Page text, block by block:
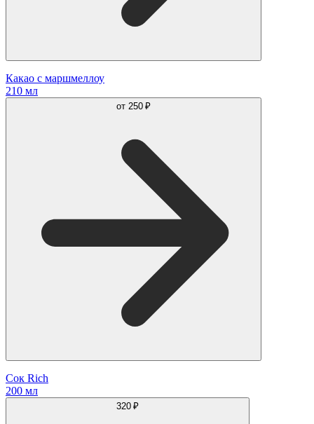
Какао с маршмеллоу
210 мл
от 250 ₽
Сок Rich
200 мл
320 ₽